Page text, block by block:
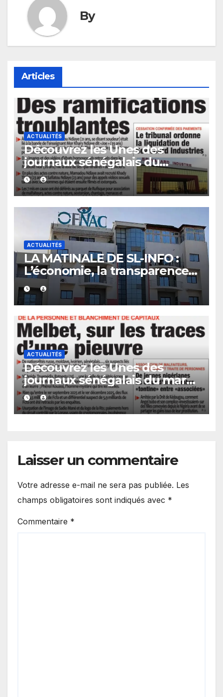
By
Articles
ACTUALITÉS
Découvrez les Unes des
journaux sénégalais du
mercredi 05 août 2026
ACTUALITÉS
LA MATINALE DE SL-INFO :
L’économie, la transparence
et d’autres sujets au menu
des quotidiens
ACTUALITÉS
Découvrez les Unes des
journaux sénégalais du mardi
04 août 2026
Laisser un commentaire
Votre adresse e-mail ne sera pas publiée. Les
champs obligatoires sont indiqués avec *
Commentaire *